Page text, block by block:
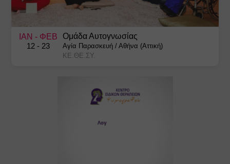
ΙΑΝ - ΦΕΒ
12 - 23
Ομάδα Αυτογνωσίας
Αγία Παρασκευή /Αθήνα (Αττική)
ΚΕ.ΘΕ.ΣΥ.